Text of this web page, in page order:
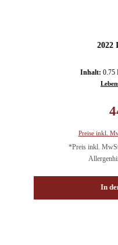
2022
Inhalt: 0.75
Preise inkl.
*Preis inkl.
In